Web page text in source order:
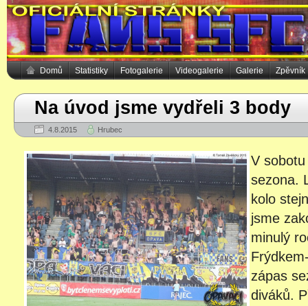
Domů Statistiky Fotogalerie Videogalerie Galerie Zpěvník
Na úvod jsme vydřeli 3 body
4.8.2015 Hrubec
V
sezona.
kolo
jsme
minulý
zápas
diváků.